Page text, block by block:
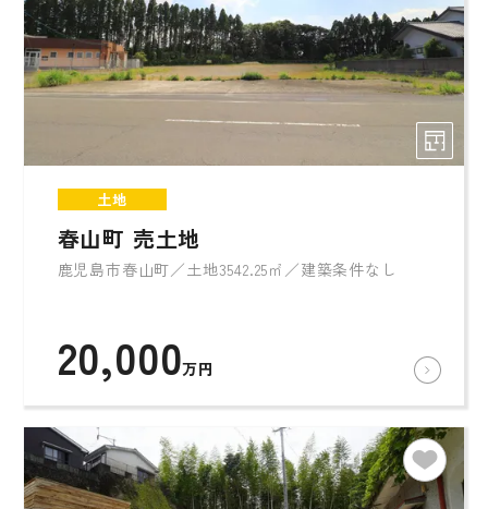
土地
春山町 売土地
鹿児島市春山町／土地3542.25㎡／建築条件なし
20,000万円